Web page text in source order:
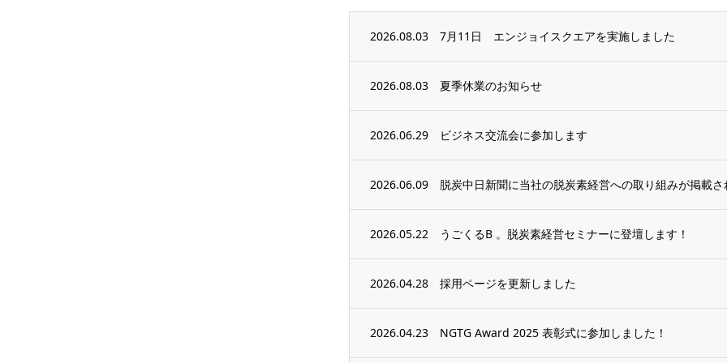
2026.08.03 7月11日 エンジョイスクエアを実施しました
2026.08.03 夏季休業のお知らせ
2026.06.29 ビジネス交流会に参加します
2026.06.09 脱炭中日新聞に当社の脱炭素経営への取り組みが掲載
2026.05.22 うごくるB 。脱炭素経営セミナーに登壇します！
2026.04.28 採用ページを更新しました
2026.04.23 NGTG Award 2025 表彰式に参加しました！